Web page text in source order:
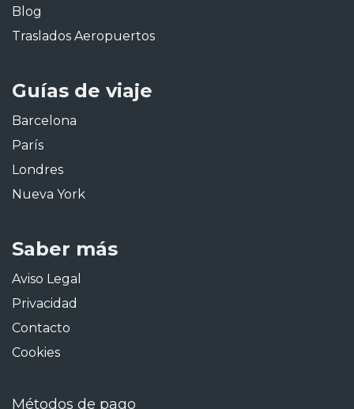
Blog
Traslados Aeropuertos
Guías de viaje
Barcelona
París
Londres
Nueva York
Saber más
Aviso Legal
Privacidad
Contacto
Cookies
Métodos de pago